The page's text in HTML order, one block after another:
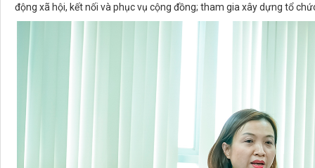
động xã hội, kết nối và phục vụ cộng đồng; tham gia xây dựng tổ